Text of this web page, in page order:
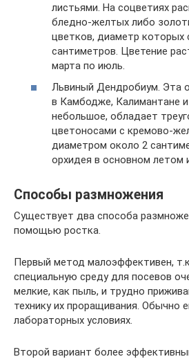
листьями. На соцветиях
бледно-желтых либо
цветков, диаметр которых
сантиметров. Цветение
марта по июль.
Львиный Дендробиум. Эта
в Камбодже, Калимантане
небольшое, обладает
цветоносами с кремово-
диаметром около 2
орхидея в основном летом
Способы размножения
Существует два способа
помощью ростка.
Первый метод малоэффективен,
специальную среду для посевов
мелкие, как пыль, и трудно
технику их проращивания. Обычно
лабораторных условиях.
Второй вариант более